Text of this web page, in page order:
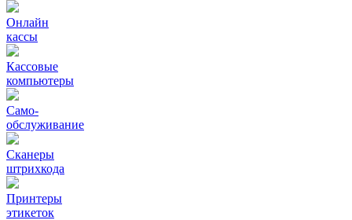
Онлайн
кассы
Кассовые
компьютеры
Само-
обслуживание
Сканеры
штрихкода
Принтеры
этикеток